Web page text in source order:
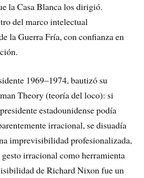
la Casa Blanca los dirigió.
del marco intelectual
la Guerra Fría, con confianza en
1969–1974, bautizó su
Theory (teoría del loco): si
estadounidense podía
irracional, se disuadía
imprevisibilidad profesionalizada,
irracional como herramienta
de Richard Nixon fue un